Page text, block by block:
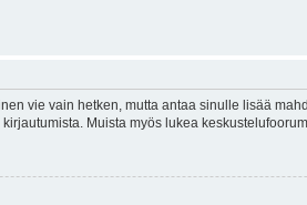
vie vain hetken, mutta antaa sinulle lisää
Muista myös lukea